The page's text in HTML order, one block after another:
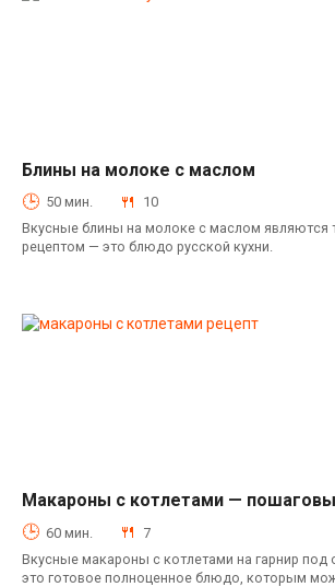
Блины на молоке с маслом
50 мин. 10
Вкусные блины на молоке с маслом являются
рецептом — это блюдо русской кухни.
Горячие блюда
Макароны с котлетами —
60 мин. 7
Вкусные макароны с котлетами на гарнир под
это готовое полноценное блюдо, которым